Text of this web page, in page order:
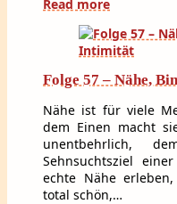
Read more
Folge 57 – Nähe,
Nähe ist für viele
dem Einen macht
unentbehrlich,
Sehnsuchtsziel
echte Nähe
total schön,…